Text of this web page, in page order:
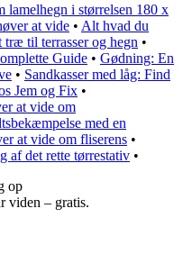
lamelhegn i størrelsen 180 x
at vide • Alt hvad du
til terrasser og hegn •
Guide • Gødning: En
• Sandkasser med låg: Find
Jem og Fix •
at vide om
med en
at vide om fliserens •
af det rette tørrestativ •
op
viden – gratis.